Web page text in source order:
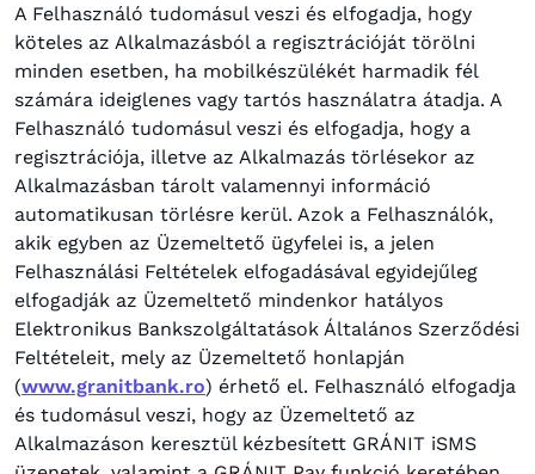
A Felhasználó tudomásul veszi és elfogadja, hogy
köteles az Alkalmazásból a regisztrációját törölni
minden esetben, ha mobilkészülékét harmadik fél
számára ideiglenes vagy tartós használatra átadja. A
Felhasználó tudomásul veszi és elfogadja, hogy a
regisztrációja, illetve az Alkalmazás törlésekor az
Alkalmazásban tárolt valamennyi információ
automatikusan törlésre kerül. Azok a Felhasználók,
akik egyben az Üzemeltető ügyfelei is, a jelen
Felhasználási Feltételek elfogadásával egyidejűleg
elfogadják az Üzemeltető mindenkor hatályos
Elektronikus Bankszolgáltatások Általános Szerződési
Feltételeit, mely az Üzemeltető honlapján
(www.granitbank.ro) érhető el. Felhasználó elfogadja
és tudomásul veszi, hogy az Üzemeltető az
Alkalmazáson keresztül kézbesített GRÁNIT iSMS